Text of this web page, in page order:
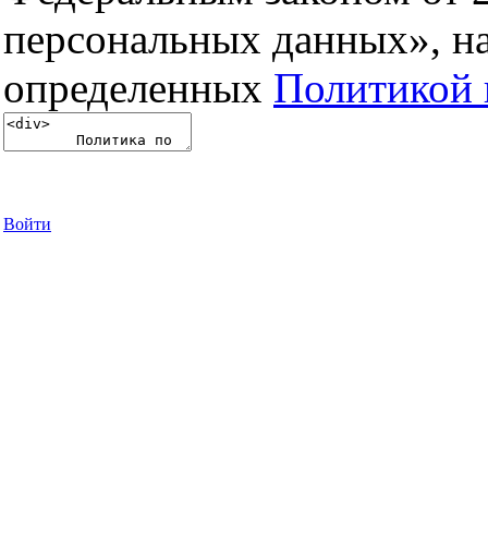
персональных данных»,
определенных Политикой
Войти